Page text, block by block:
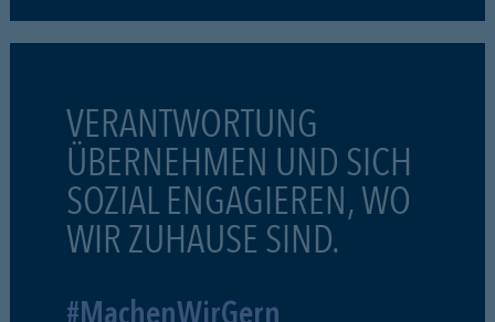
VERANTWORTUNG
ÜBERNEHMEN UND SICH
SOZIAL ENGAGIEREN, WO
WIR ZUHAUSE SIND.
#MachenWirGern